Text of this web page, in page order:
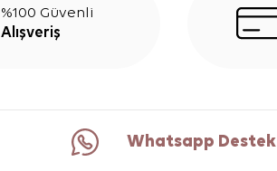
%100 Güvenli
Alışveriş
Whatsapp Destek